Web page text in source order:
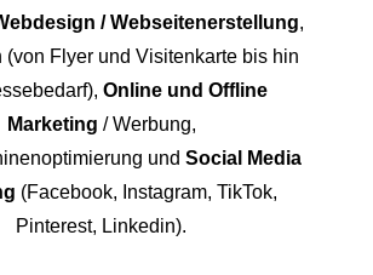
/ Webseitenerstellung,
(von Flyer und Visitenkarte bis hin
Online und Offline
Marketing / Werbung,
und Social Media
(Facebook, Instagram, TikTok,
Pinterest, Linkedin).